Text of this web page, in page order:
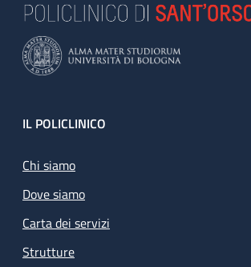
Footer
IL POLICLINICO
Chi siamo
Dove siamo
Carta dei servizi
Strutture